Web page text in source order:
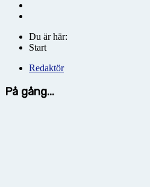
Du är här:
Start
Redaktör
På gång...